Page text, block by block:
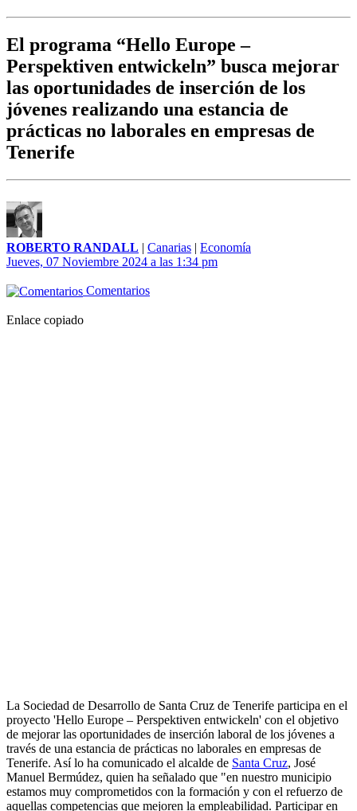
El programa “Hello Europe –
Perspektiven entwickeln” busca mejorar
las oportunidades de inserción de los
jóvenes realizando una estancia de
prácticas no laborales en empresas de
Tenerife
ROBERTO RANDALL | Canarias | Economía
Jueves, 07 Noviembre 2024 a las 1:34 pm
Comentarios
Enlace copiado
La Sociedad de Desarrollo de Santa Cruz de Tenerife participa en el
proyecto 'Hello Europe – Perspektiven entwickeln' con el objetivo
de mejorar las oportunidades de inserción laboral de los jóvenes a
través de una estancia de prácticas no laborales en empresas de
Tenerife. Así lo ha comunicado el alcalde de Santa Cruz, José
Manuel Bermúdez, quien ha señalado que "en nuestro municipio
estamos muy comprometidos con la formación y con el refuerzo de
aquellas competencias que mejoren la empleabilidad. Participar en